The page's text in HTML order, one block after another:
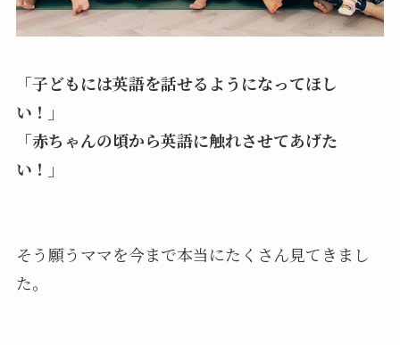
「子どもには英語を話せるようになってほし
い！」
「赤ちゃんの頃から英語に触れさせてあげた
い！」
そう願うママを今まで本当にたくさん見てきまし
た。